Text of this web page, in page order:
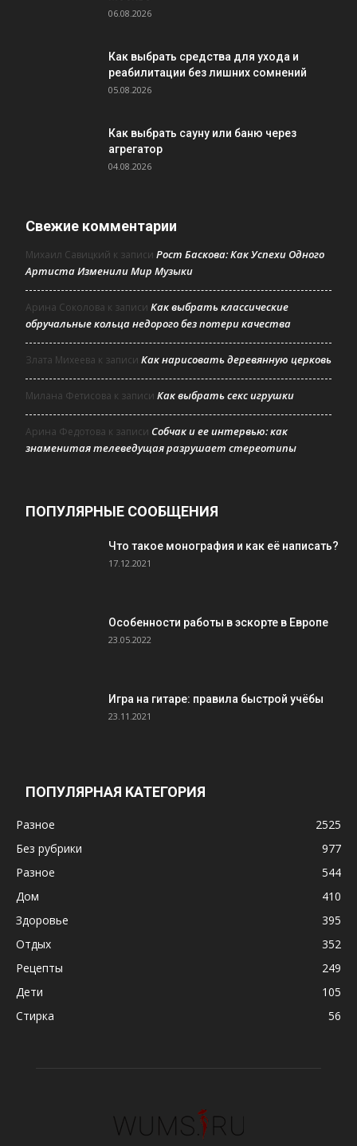
06.08.2026
Как выбрать средства для ухода и
реабилитации без лишних сомнений
05.08.2026
Как выбрать сауну или баню через
агрегатор
04.08.2026
Свежие комментарии
Михаил Савицкий к записи Рост Баскова: Как Успехи Одного
Артиста Изменили Мир Музыки
Арина Соколова к записи Как выбрать классические
обручальные кольца недорого без потери качества
Злата Михеева к записи Как нарисовать деревянную церковь
Милана Фетисова к записи Как выбрать секс игрушки
Арина Федотова к записи Собчак и ее интервью: как
знаменитая телеведущая разрушает стереотипы
ПОПУЛЯРНЫЕ СООБЩЕНИЯ
Что такое монография и как её написать?
17.12.2021
Особенности работы в эскорте в Европе
23.05.2022
Игра на гитаре: правила быстрой учёбы
23.11.2021
ПОПУЛЯРНАЯ КАТЕГОРИЯ
Разное
2525
Без рубрики
977
Разное
544
Дом
410
Здоровье
395
Отдых
352
Рецепты
249
Дети
105
Стирка
56